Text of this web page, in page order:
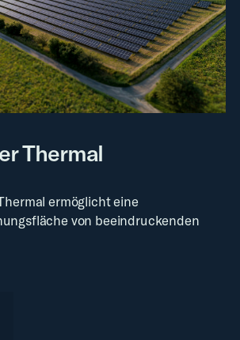
Thermal
ermöglicht eine
von beeindruckenden